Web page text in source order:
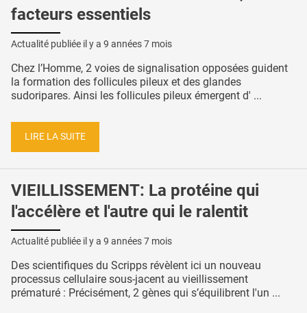
facteurs essentiels
Actualité publiée il y a 9 années 7 mois
Chez l’Homme, 2 voies de signalisation opposées guident
la formation des follicules pileux et des glandes
sudoripares. Ainsi les follicules pileux émergent d' ...
LIRE LA SUITE
VIEILLISSEMENT: La protéine qui
l'accélère et l'autre qui le ralentit
Actualité publiée il y a 9 années 7 mois
Des scientifiques du Scripps révèlent ici un nouveau
processus cellulaire sous-jacent au vieillissement
prématuré : Précisément, 2 gènes qui s’équilibrent l'un ...